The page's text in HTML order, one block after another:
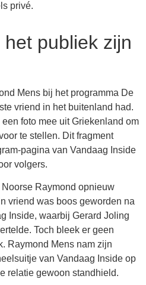
privé.
publiek zijn
Mens bij het programma De
vriend in het buitenland had.
foto mee uit Griekenland om
te stellen. Dit fragment
pagina van Vandaag Inside
volgers.
Raymond opnieuw
vriend was boos geworden na
Inside, waarbij Gerard Joling
Toch bleek er geen
Raymond Mens nam zijn
van Vandaag Inside op
relatie gewoon standhield.